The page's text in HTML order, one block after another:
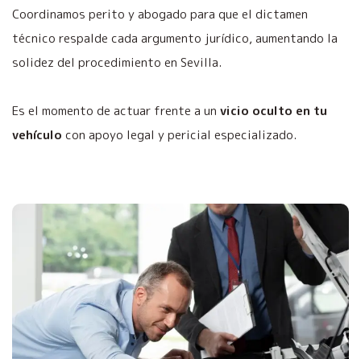
Coordinamos perito y abogado para que el dictamen
técnico respalde cada argumento jurídico, aumentando la
solidez del procedimiento en Sevilla.
Es el momento de actuar frente a un vicio oculto en tu
vehículo con apoyo legal y pericial especializado.